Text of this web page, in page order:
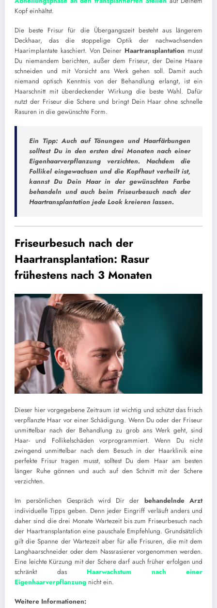
Kopf einhältst.
Die beste Frisur für die Übergangszeit besteht aus längerem
Deckhaar, das die stoppelige Optik der nachwachsenden
Haarimplantate kaschiert. Von Deiner Haartransplantation musst
Du niemandem berichten, außer dem Friseur, der Deine Haare
schneiden und mit Vorsicht ans Werk gehen soll. Damit auch
niemand optisch Kenntnis von der Behandlung erlangt, ist ein
Haarschnitt mit überdeckender Wirkung die beste Wahl. Dafür
nutzt der Friseur die Schere und bringt Dein Haar ohne schnelle
Rasuren in die gewünschte Form.
Ein Tipp: Auch auf Tönungen und Haarfärbungen
solltest Du in den ersten drei Monaten nach einer
Eigenhaarverpflanzung verzichten. Nachdem die
Follikel eingewachsen und die Kopfhaut verheilt ist,
kannst Du Dein Haar in der gewünschten Farbe
behandeln und auch beim Friseurbesuch nach der
Haartransplantation jede Look kreieren lassen.
Friseurbesuch nach der
Haartransplantation: Rasur
frühestens nach 3 Monaten
Dieser hier vorgegebene Zeitraum ist wichtig und schützt das frisch
verpflanzte Haar vor einer Schädigung. Wenn Du oder der Friseur
unmittelbar nach der Behandlung zu grob ans Werk geht, sind
Haar- und Follikelschäden vorprogrammiert. Wenn Du nicht
zwingend unmittelbar nach dem Besuch in der Haarklinik eine
perfekte Frisur tragen musst, solltest Du dem Haar am besten
länger Ruhe gönnen und auch auf den Schnitt mit der Schere
verzichten.
Im persönlichen Gespräch wird Dir der behandelnde Arzt
individuelle Tipps geben. Denn jeder Eingriff verläuft anders und
daher sind die drei Monate Wartezeit bis zum Friseurbesuch nach
der Haartransplantation eine pauschale Empfehlung. Grundsätzlich
gilt die Spanne der Wartezeit aber für alle Frisuren, die mit dem
Langhaarschneider oder dem Nassrasierer vorgenommen werden.
Eine leichte Kürzung mit der Schere darf auch früher erfolgen und
schränkt das Haarwachstum nach einer
Eigenhaarverpflanzung nicht ein.
Weitere Informationen: